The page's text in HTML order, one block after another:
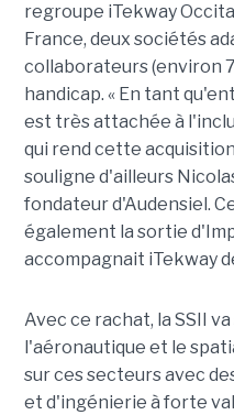
regroupe iTekway
France, deux sociétés
collaborateurs (environ
handicap. « En tant
est très attachée à
qui rend cette
souligne d'ailleurs
fondateur d'Audensiel.
également la sortie
accompagnait iTekway
Avec ce rachat, la SSII
l'aéronautique et le
sur ces secteurs avec
et d'ingénierie à forte